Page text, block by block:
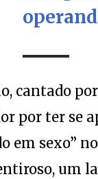
cantado
por ter se
em sexo”
um